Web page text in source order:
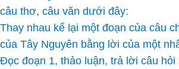
câu thơ, câu văn dưới đây:
Thay nhau kể lại một đoạn của câu
của Tây Nguyên bằng lời của một
Đọc đoạn 1, thảo luận, trả lời câu hỏi